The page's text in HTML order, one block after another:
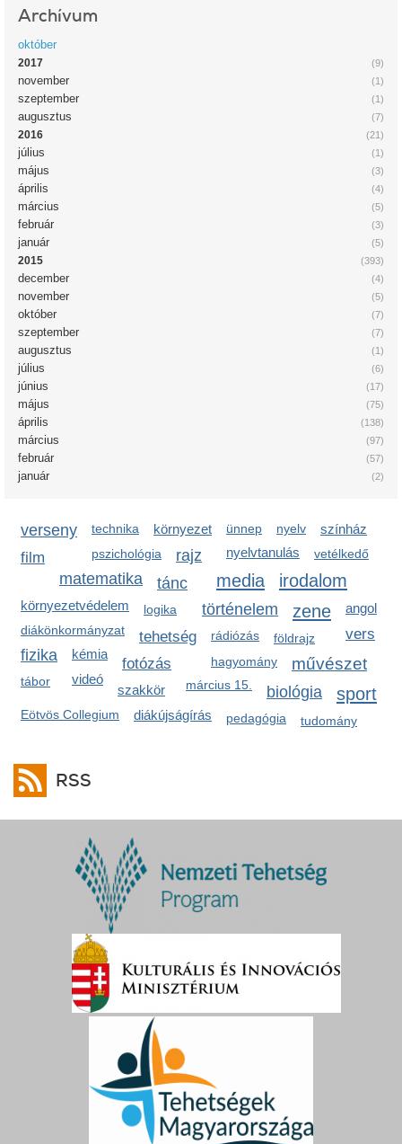
Archívum
október
(9)
2017
(1)
november
(1)
szeptember
(7)
augusztus
(21)
2016
(1)
július
(3)
május
(4)
április
(5)
március
(3)
február
(5)
január
(393)
2015
(4)
december
(5)
november
(7)
október
(7)
szeptember
(1)
augusztus
(6)
július
(17)
június
(75)
május
(138)
április
(97)
március
(57)
február
(2)
január
verseny technika környezet ünnep nyelv
nyelvtanulás
színház
pszichológia vetélkedő
rajz
film
matematika media
környezetvédelem
irodalom
tánc
történelem
zene
diákönkormányzat
angol
logika
tehetség rádiózás földrajz vers
fizika hagyomány
kémia
művészet
fotózás
videó március 15. biológia
szakkör
Eötvös Collegium
sport
diákújságírás pedagógia
tábor
tudomány
RSS